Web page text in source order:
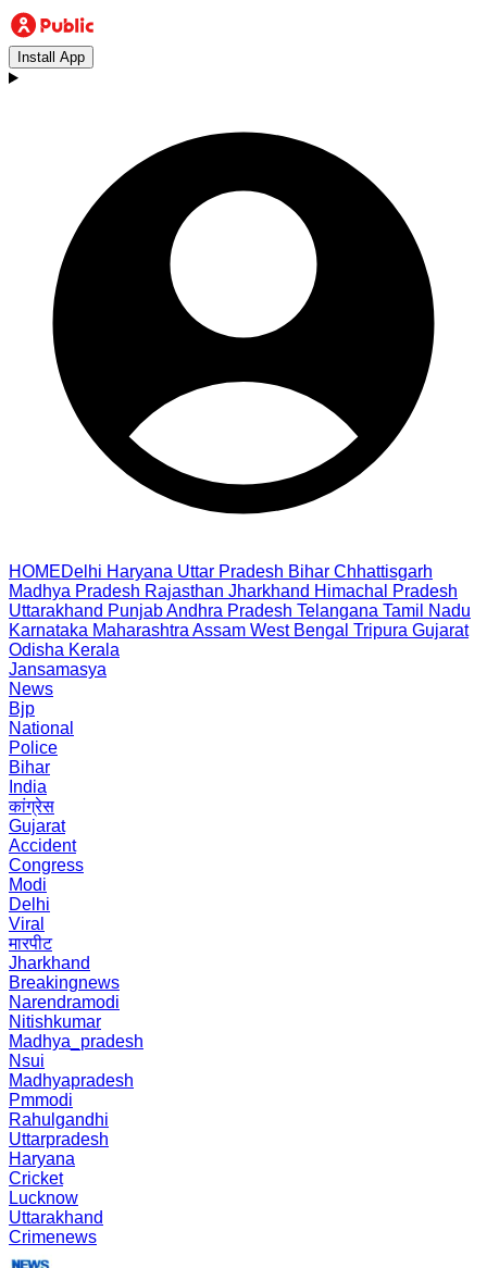
Install App
HOMEDelhi Haryana Uttar Pradesh Bihar Chhattisgarh
Madhya Pradesh Rajasthan Jharkhand Himachal Pradesh
Uttarakhand PunjabAndhra Pradesh Telangana Tamil Nadu
Karnataka Maharashtra Assam West Bengal Tripura Gujarat
Odisha Kerala
Jansamasya
News
Bjp
National
Police
Bihar
India
कांग्रेस
Gujarat
Accident
Congress
Modi
Delhi
Viral
मारपीट
Jharkhand
Breakingnews
Narendramodi
Nitishkumar
Madhya_pradesh
Nsui
Madhyapradesh
Pmmodi
Rahulgandhi
Uttarpradesh
Haryana
Cricket
Lucknow
Uttarakhand
Crimenews